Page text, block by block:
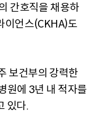
간호직을 채용하
이언스(CKHA)도
보건부의 강력한
원에 3년 내 적자를
있다.